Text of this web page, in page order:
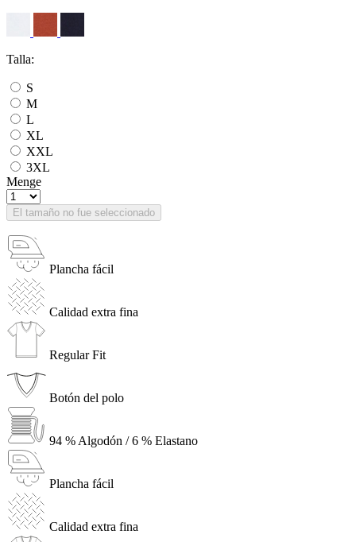
Talla:
S
M
L
XL
XXL
3XL
Menge
El tamaño no fue seleccionado
Plancha fácil
Calidad extra fina
Regular Fit
Botón del polo
94 % Algodón / 6 % Elastano
Plancha fácil
Calidad extra fina